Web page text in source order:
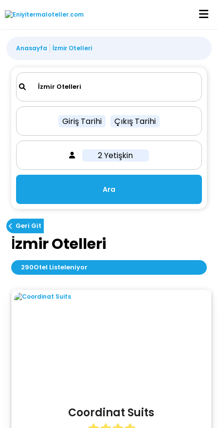
Anasayfa İzmir Otelleri
Giriş Tarihi Çıkış Tarihi
2 Yetişkin
Ara
Geri Git
İzmir Otelleri
290Otel Listeleniyor
Coordinat Suits